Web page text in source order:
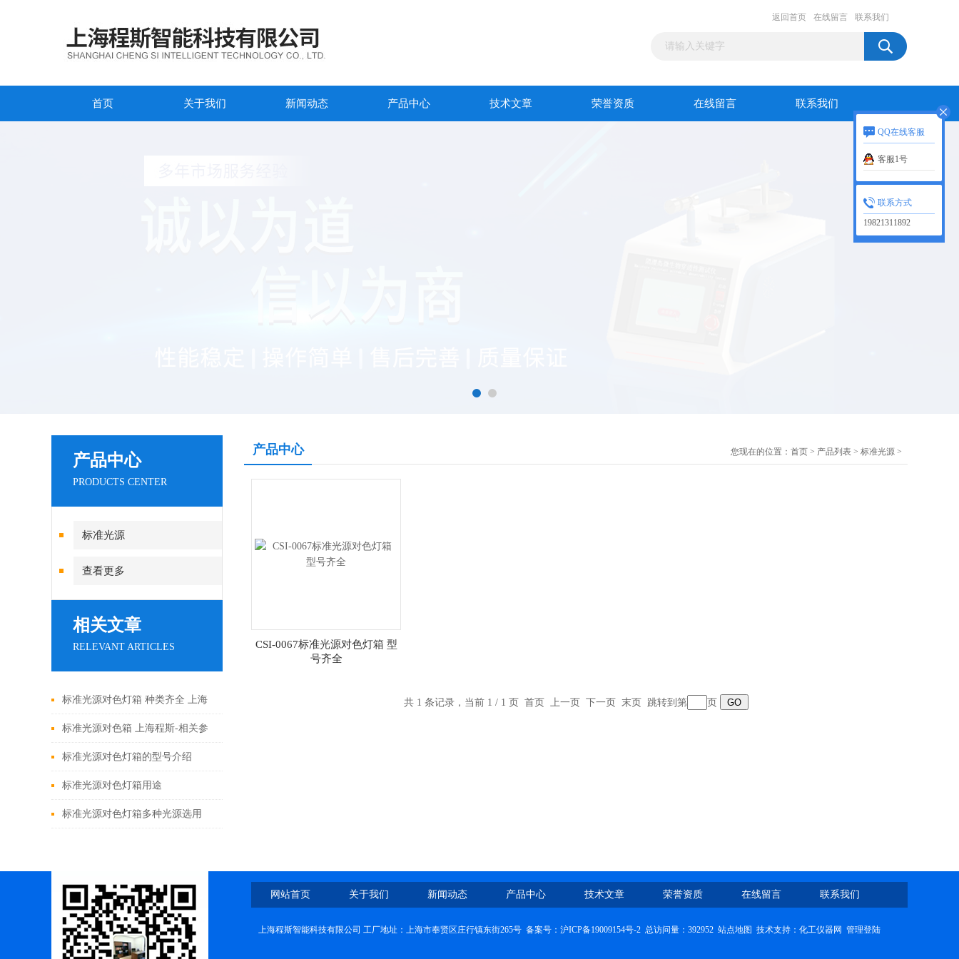
返回首页 在线留言 联系我们
首页 关于我们 新闻动态 产品中心 技术文章 荣誉资质 在线留言 联系我们
产品中心
PRODUCTS CENTER
标准光源
查看更多
相关文章
RELEVANT ARTICLES
标准光源对色灯箱 种类齐全 上海
程斯
标准光源对色箱 上海程斯-相关参
数及说明
标准光源对色灯箱的型号介绍
标准光源对色灯箱用途
标准光源对色灯箱多种光源选用
产品中心 您现在的位置： 首页 > 产品列表 > 标准光源 >
CSI-0067标准光源对色灯箱 型
号齐全
共 1 条记录，当前 1 / 1 页 首页 上一页 下一页 末页 跳转到第 页
网站首页 关于我们 新闻动态 产品中心 技术文章 荣誉资质 在线留言 联系我们
上海程斯智能科技有限公司 工厂地址：上海市奉贤区庄行镇东街265号 备案号： 沪ICP备19009154号-2 总访问量：392952 站点地图 技术支持： 化工仪器网 管理登陆
QQ在线客服
客服1号
联系方式
19821311892